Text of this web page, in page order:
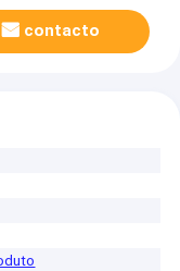
contacto